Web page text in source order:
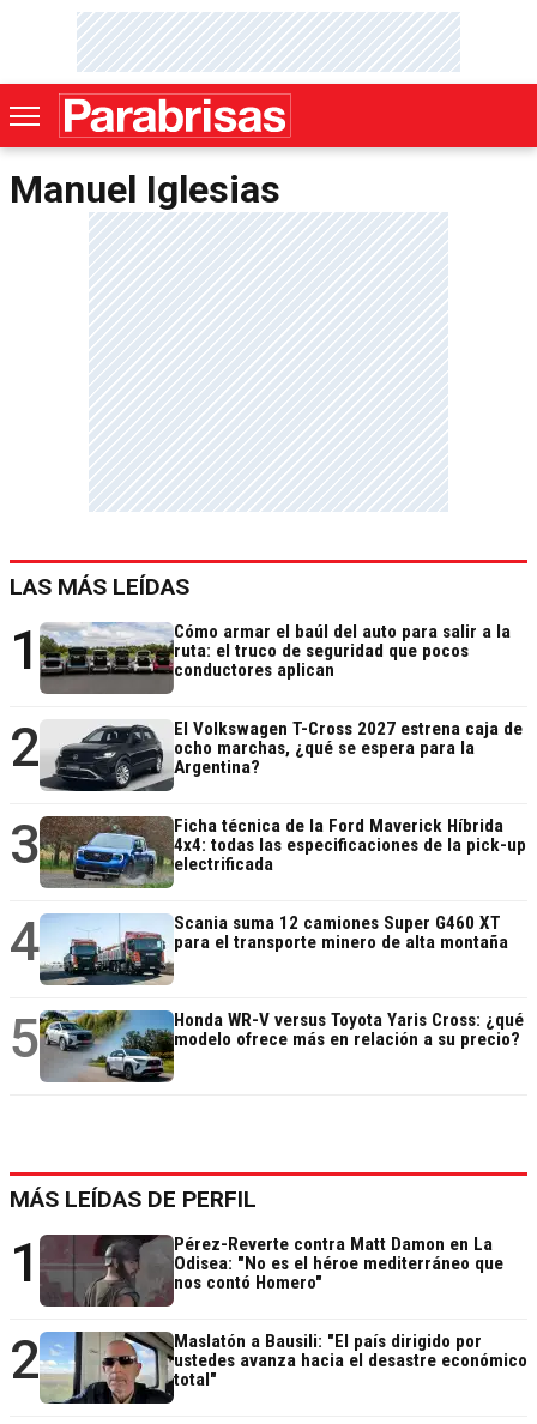
Manuel Iglesias
LAS MÁS LEÍDAS
1
Cómo armar el baúl del auto para salir a la
ruta: el truco de seguridad que pocos
conductores aplican
2
El Volkswagen T-Cross 2027 estrena caja de
ocho marchas, ¿qué se espera para la
Argentina?
3
Ficha técnica de la Ford Maverick Híbrida
4x4: todas las especificaciones de la pick-up
electrificada
4
Scania suma 12 camiones Super G460 XT
para el transporte minero de alta montaña
5
Honda WR-V versus Toyota Yaris Cross: ¿qué
modelo ofrece más en relación a su precio?
MÁS LEÍDAS DE PERFIL
1
Pérez-Reverte contra Matt Damon en La
Odisea: "No es el héroe mediterráneo que
nos contó Homero"
2
Maslatón a Bausili: "El país dirigido por
ustedes avanza hacia el desastre económico
total"